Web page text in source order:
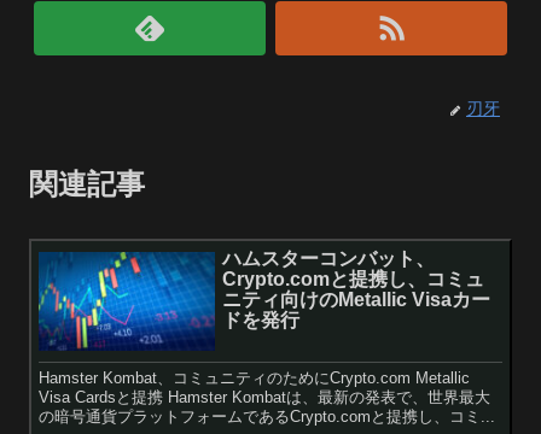
刃牙
関連記事
ハムスターコンバット、
Crypto.comと提携し、コミュ
ニティ向けのMetallic Visaカー
ドを発行
Hamster Kombat、コミュニティのためにCrypto.com Metallic
Visa Cardsと提携 Hamster Kombatは、最新の発表で、世界最大
の暗号通貨プラットフォームであるCrypto.comと提携し、コミ...